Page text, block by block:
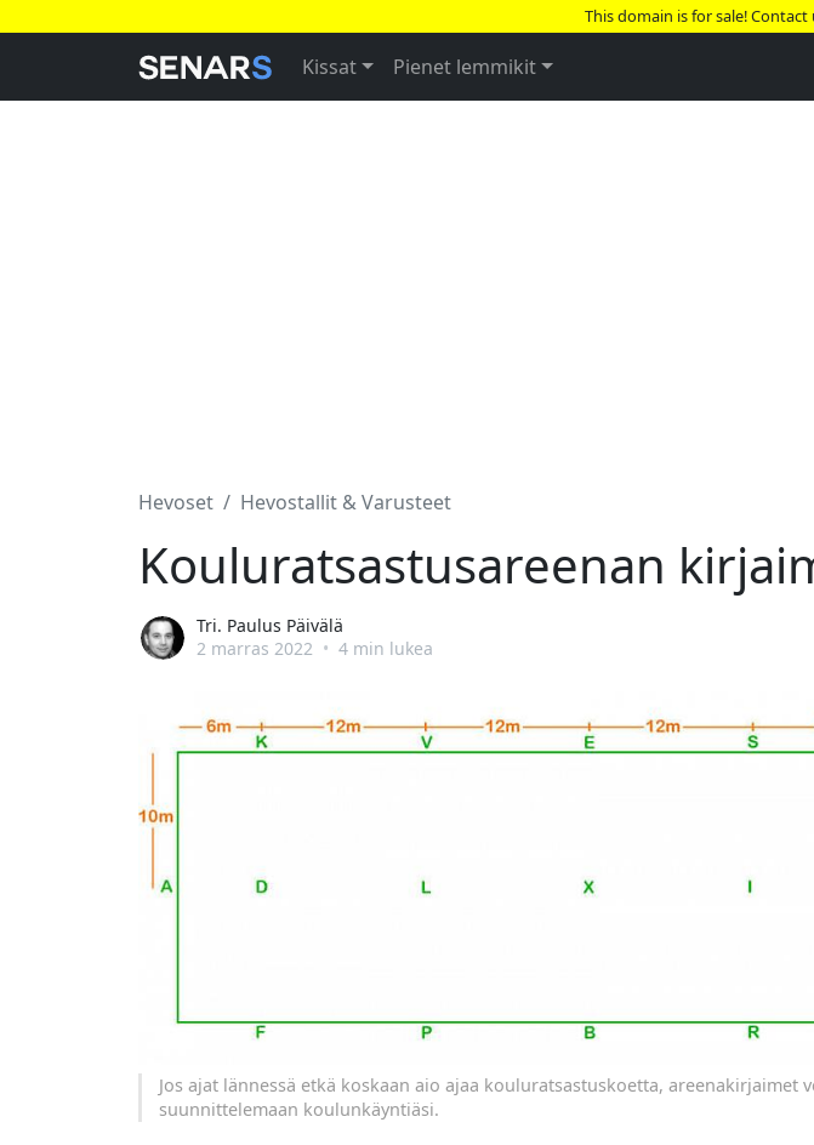
This domain is for sale! Contact
Kissat Pienet lemmikit
Hevoset Hevostallit & Varusteet
Kouluratsastusareenan
Tri. Paulus Päivälä
2 marras 2022 • 4 min lukea
Jos ajat lännessä etkä koskaan aio ajaa kouluratsastuskoetta, areenakirjaimet
suunnittelemaan koulunkäyntiäsi.